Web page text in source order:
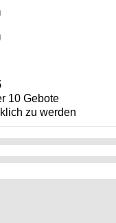
10 Gebote
zu werden